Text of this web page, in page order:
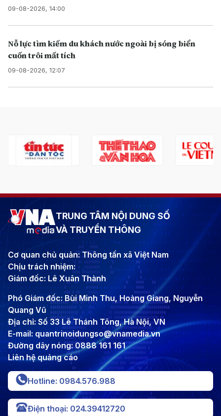
09-08-2026, 14:00
Nỗ lực tìm kiếm du khách nước ngoài bị sóng biển
cuốn trôi mất tích
09-08-2026, 12:07
TRUNG TÂM NỘI DUNG SỐ
VÀ TRUYỀN THÔNG
Cơ quan chủ quản: Thông tấn xã Việt Nam
Chịu trách nhiệm:
Giám đốc: Lê Xuân Thành
Phó Giám đốc: Bùi Minh Thu, Hoàng Giang, Nguyễn
Quang Vũ
Địa chỉ: Số 33 Lê Thánh Tông, Hà Nội, VN
E-mail: quantrinoidungso@vnamedia.vn
Đường dây nóng: 0888 161 161
Liên hệ quảng cáo
Hotline: 0984.576.988
Điện thoại: 024.39412720